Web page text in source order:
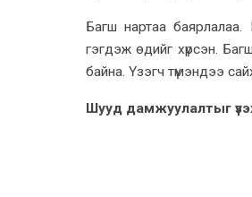
Багш нартаа
гэгдэж өдийг хүрсэн.
байна. Үзэгч түмэндээ
Шууд дамжуулалтыг